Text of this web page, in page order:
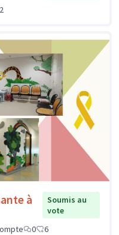
à
Soumis au
vote
0 6